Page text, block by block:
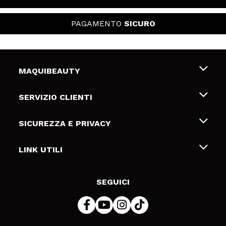
PAGAMENTO SICURO
MAQUIBEAUTY
Chi siamo
Gift Cards
SERVIZIO CLIENTI
Spedizioni & Resi
Metodi di pagamamento
SICUREZZA E PRIVACY
Termini e condizioni
LINK UTILI
SEGUICI